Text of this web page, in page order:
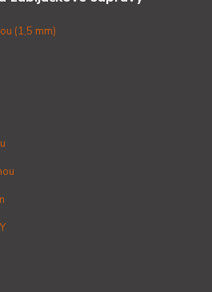
(1,5 mm)